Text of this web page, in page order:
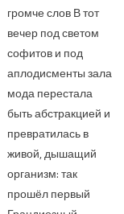
громче слов В тот
вечер под светом
софитов и под
аплодисменты зала
мода перестала
быть абстракцией и
превратилась в
живой, дышащий
организм: так
прошёл первый